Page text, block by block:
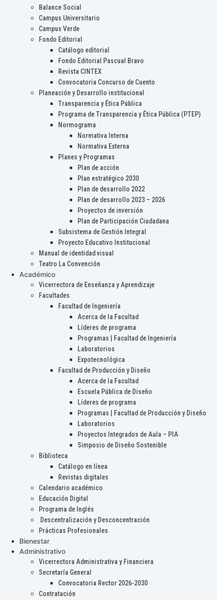
Balance Social
Campus Universitario
Campus Verde
Fondo Editorial
Catálogo editorial
Fondo Editorial Pascual Bravo
Revista CINTEX
Convocatoria Concurso de Cuento
Planeación y Desarrollo institucional
Transparencia y Ética Pública
Programa de Transparencia y Ética Pública (PTEP)
Normograma
Normativa Interna
Normativa Externa
Planes y Programas
Plan de acción
Plan estratégico 2030
Plan de desarrollo 2022
Plan de desarrollo 2023 – 2026
Proyectos de inversión
Plan de Participación Ciudadana
Subsistema de Gestión Integral
Proyecto Educativo Institucional
Manual de identidad visual
Teatro La Convención
Académico
Vicerrectora de Enseñanza y Aprendizaje
Facultades
Facultad de Ingeniería
Acerca de la Facultad
Líderes de programa
Programas | Facultad de Ingeniería
Laboratorios
Expotecnológica
Facultad de Producción y Diseño
Acerca de la Facultad
Escuela Pública de Diseño
Líderes de programa
Programas | Facultad de Producción y Diseño
Laboratorios
Proyectos Integrados de Aula – PIA
Simposio de Diseño Sostenible
Biblioteca
Catálogo en línea
Revistas digitales
Calendario académico
Educación Digital
Programa de Inglés
Descentralización y Desconcentración
Prácticas Profesionales
Bienestar
Administrativo
Vicerrectora Administrativa y Financiera
Secretaría General
Convocatoria Rector 2026-2030
Contratación